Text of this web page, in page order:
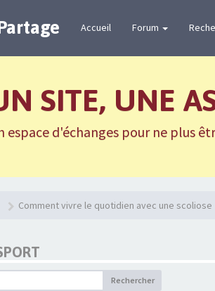
Accueil Forum
SITE, UNE
espace d'échanges pour ne plus
Comment vivre le quotidien avec une scoliose
Rechercher